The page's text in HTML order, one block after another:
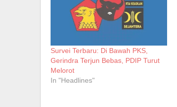
Survei Terbaru: Di Bawah PKS,
Gerindra Terjun Bebas, PDIP Turut
Melorot
In "Headlines"